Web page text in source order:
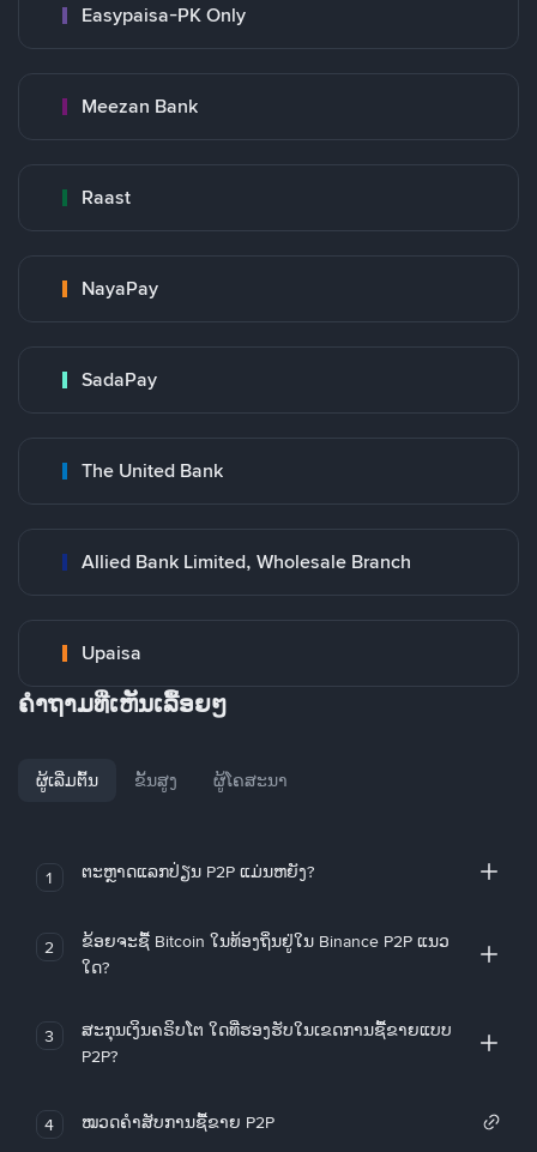
Easypaisa-PK Only
Meezan Bank
Raast
NayaPay
SadaPay
The United Bank
Allied Bank Limited, Wholesale Branch
Upaisa
ຄໍາຖາມທີ່ເຫັນເລື້ອຍໆ
ຜູ້ເລີ່ມຕົ້ນ ຂັ້ນສູງ ຜູ້ໂຄສະນາ
1 ຕະຫຼາດແລກປ່ຽນ P2P ແມ່ນຫຍັງ?
2
ຂ້ອຍຈະຊື້ Bitcoin ໃນທ້ອງຖິ່ນຢູ່ໃນ Binance P2P ແນວ
ໃດ?
3
ສະກຸນເງິນຄຣິບໂຕ ໃດທີ່ຮອງຮັບໃນເຂດການຊື້ຂາຍແບບ
P2P?
4 ໝວດຄໍາສັບການຊື້ຂາຍ P2P